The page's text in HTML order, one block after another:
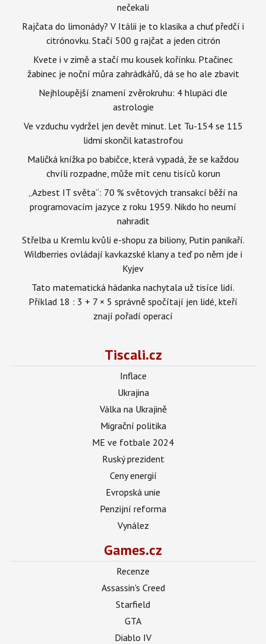
nečekali
Rajčata do limonády? V Itálii je to klasika a chuť předčí i
citrónovku. Stačí 500 g rajčat a jeden citrón
Kvete i v zimě a stačí mu kousek kořínku. Ptačinec
žabinec je noční můra zahrádkářů, dá se ho ale zbavit
Nejhloupější znamení zvěrokruhu: 4 hlupáci dle
astrologie
Ve vzduchu vydržel jen devět minut. Let Tu-154 se 115
lidmi skončil katastrofou
Maličká knížka po babičce, která vypadá, že se každou
chvíli rozpadne, může mít cenu tisíců korun
„Azbest IT světa“: 70 % světových transakcí běží na
programovacím jazyce z roku 1959. Nikdo ho neumí
nahradit
Střelba u Kremlu kvůli e-shopu za biliony, Putin panikaří.
Wildberries ovládají kavkazské klany a teď po něm jde i
Kyjev
Tato matematická hádanka nachytala už tisíce lidí.
Příklad 18 : 3 + 7 × 5 správně spočítají jen lidé, kteří
znají pořadí operací
Tiscali.cz
Inflace
Ukrajina
Válka na Ukrajině
Migrační politika
ME ve fotbale 2024
Ruský prezident
Ceny energií
Evropská unie
Penzijní reforma
Vynález
Games.cz
Recenze
Assassin's Creed
Starfield
GTA
Diablo IV